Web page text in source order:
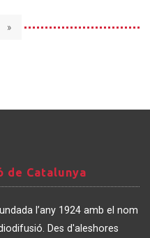
»
de Catalunya
l’any 1924 amb el nom
Des d'aleshores